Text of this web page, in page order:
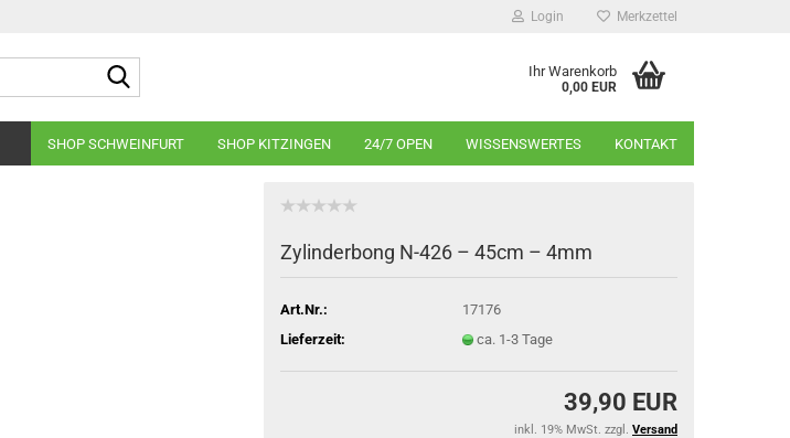
Login Merkzettel
Ihr Warenkorb
0,00 EUR
SHOP SCHWEINFURT SHOP KITZINGEN 24/7 OPEN WISSENSWERTES KONTAKT
Zylinderbong N-426 – 45cm – 4mm
Art.Nr.:
17176
Lieferzeit:
ca. 1-3 Tage
39,90 EUR
inkl. 19% MwSt. zzgl. Versand